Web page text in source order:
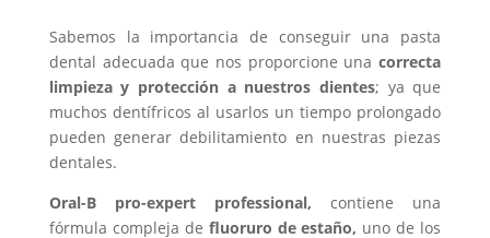
Sabemos la importancia de conseguir una pasta
dental adecuada que nos proporcione unacorrecta
limpieza y protección a nuestros dientes; ya que
muchos dentífricos al usarlos un tiempo prolongado
pueden generar debilitamiento en nuestras piezas
dentales.
Oral-B pro-expert professional, contiene una
fórmula compleja de fluoruro de estaño, uno de los